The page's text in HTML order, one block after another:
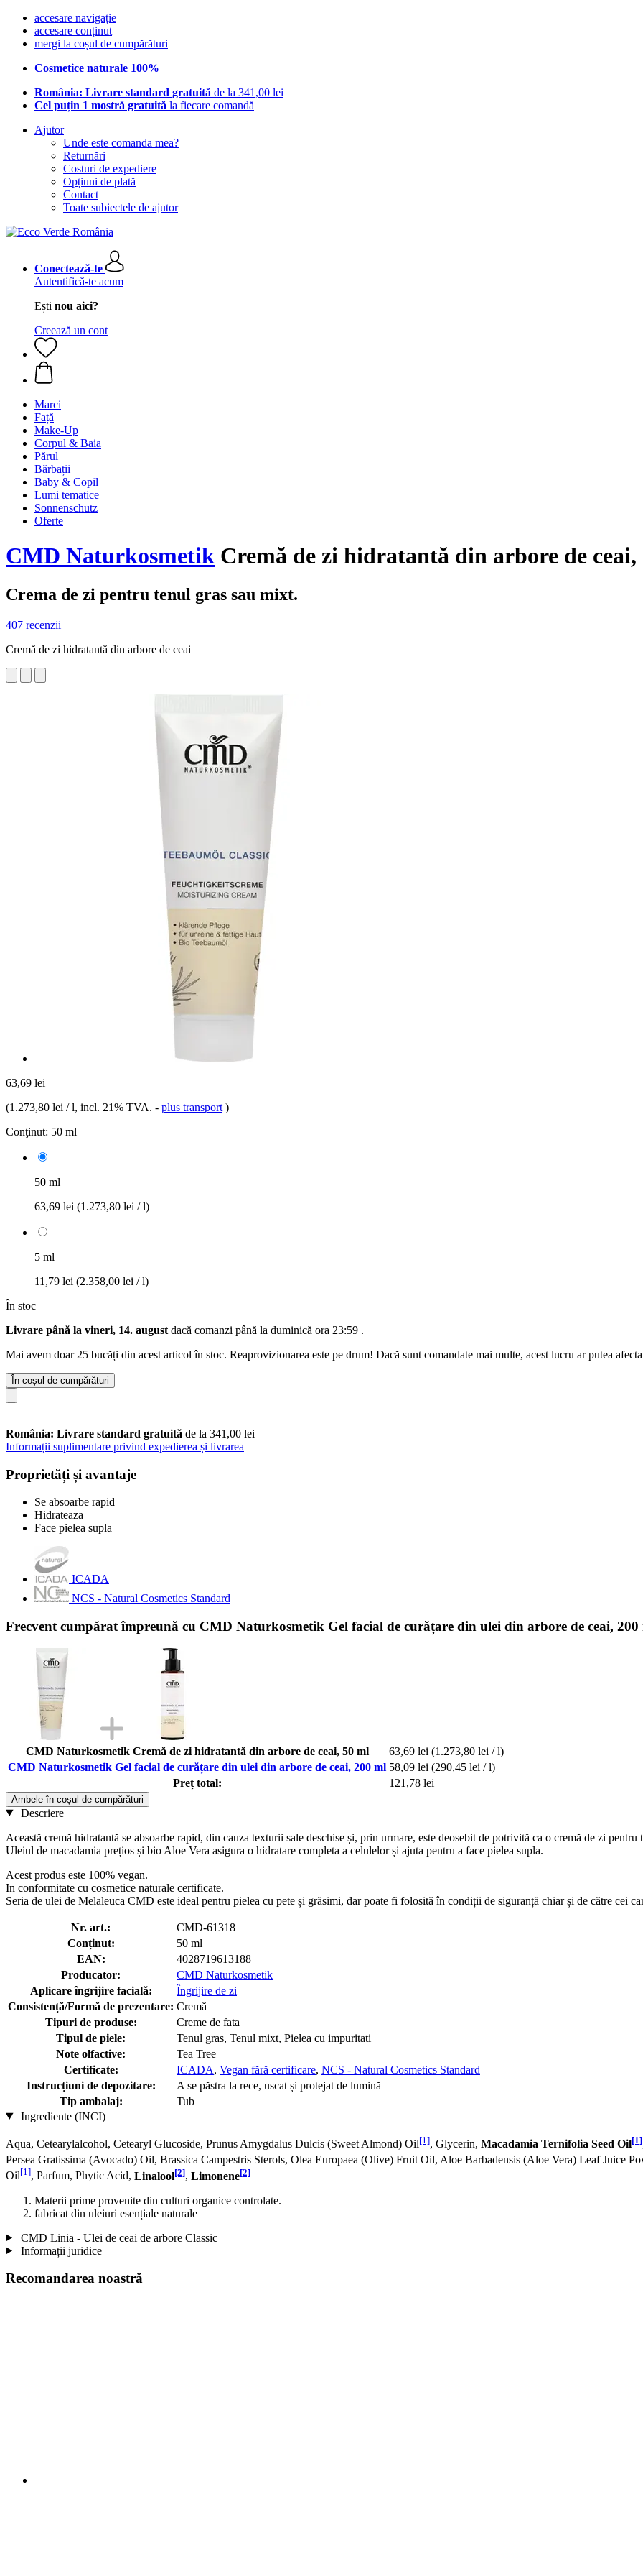
accesare navigație
accesare conținut
mergi la coșul de cumpărături
Cosmetice naturale 100%
România: Livrare standard gratuită de la 341,00 lei
Cel puțin 1 mostră gratuită la fiecare comandă
Ajutor
Unde este comanda mea?
Returnări
Costuri de expediere
Opțiuni de plată
Contact
Toate subiectele de ajutor
Conectează-te
Autentifică-te acum
Ești nou aici?
Creează un cont
Marci
Față
Make-Up
Corpul & Baia
Părul
Bărbații
Baby & Copil
Lumi tematice
Sonnenschutz
Oferte
CMD Naturkosmetik Cremă de zi hidratantă din arbore de ceai,
Crema de zi pentru tenul gras sau mixt.
407 recenzii
Cremă de zi hidratantă din arbore de ceai
63,69 lei
(1.273,80 lei / l, incl. 21% TVA. - plus transport )
Conţinut: 50 ml
50 ml
63,69 lei (1.273,80 lei / l)
5 ml
11,79 lei (2.358,00 lei / l)
În stoc
Livrare până la vineri, 14. august dacă comanzi până la duminică ora 23:59 .
Mai avem doar 25 bucăți din acest articol în stoc. Reaprovizionarea este pe drum! Dacă sunt comandate mai multe, acest lucru ar putea
În coșul de cumpărături
România: Livrare standard gratuită de la 341,00 lei
Informații suplimentare privind expedierea și livrarea
Proprietăți și avantaje
Se absoarbe rapid
Hidrateaza
Face pielea supla
ICADA
NCS - Natural Cosmetics Standard
Frecvent cumpărat împreună cu CMD Naturkosmetik Gel facial de curățare din ulei din arbore de ceai, 200
CMD Naturkosmetik Cremă de zi hidratantă din arbore de ceai, 50 ml 63,69 lei (1.273,80 lei / l)
CMD Naturkosmetik Gel facial de curățare din ulei din arbore de ceai, 200 ml 58,09 lei (290,45 lei / l)
Preț total:
121,78 lei
Ambele în coșul de cumpărături
Descriere
Această cremă hidratantă se absoarbe rapid, din cauza texturii sale deschise și, prin urmare, este deosebit de potrivită ca o cremă de zi pentru
Uleiul de macadamia prețios și bio Aloe Vera asigura o hidratare completa a celulelor și ajuta pentru a face pielea supla.
Acest produs este 100% vegan.
In conformitate cu cosmetice naturale certificate.
Seria de ulei de Melaleuca CMD este ideal pentru pielea cu pete și grăsimi, dar poate fi folosită în condiții de siguranță chiar și de către cei
Nr. art.:
CMD-61318
Conținut:
50 ml
EAN:
4028719613188
Producator:
CMD Naturkosmetik
Aplicare îngrijire facială:
Îngrijire de zi
Consistență/Formă de prezentare: Cremă
Tipuri de produse:
Creme de fata
Tipul de piele:
Tenul gras, Tenul mixt, Pielea cu impuritati
Note olfactive:
Tea Tree
Certificate:
ICADA, Vegan fără certificare, NCS - Natural Cosmetics Standard
Instrucțiuni de depozitare:
A se păstra la rece, uscat și protejat de lumină
Tip ambalaj:
Tub
Ingrediente (INCI)
Aqua, Cetearylalcohol, Cetearyl Glucoside, Prunus Amygdalus Dulcis (Sweet Almond) Oil[1], Glycerin, Macadamia Ternifolia Seed Oil[1]
Persea Gratissima (Avocado) Oil, Brassica Campestris Sterols, Olea Europaea (Olive) Fruit Oil, Aloe Barbadensis (Aloe Vera) Leaf Juice
Oil[1], Parfum, Phytic Acid, Linalool[2], Limonene[2]
Materii prime provenite din culturi organice controlate.
fabricat din uleiuri esențiale naturale
CMD Linia - Ulei de ceai de arbore Classic
Informații juridice
Recomandarea noastră